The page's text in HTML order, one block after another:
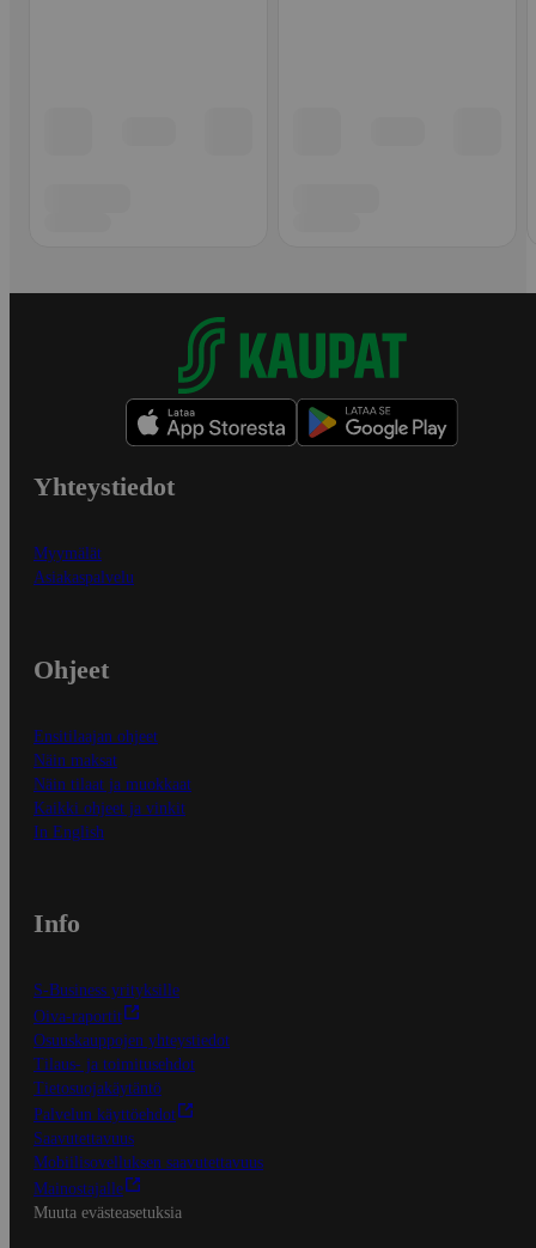
Yhteystiedot
Myymälät
Asiakaspalvelu
Ohjeet
Ensitilaajan ohjeet
Näin maksat
Näin tilaat ja muokkaat
Kaikki ohjeet ja vinkit
In English
Info
S-Business yrityksille
Oiva-raportit
Osuuskauppojen yhteystiedot
Tilaus- ja toimitusehdot
Tietosuojakäytäntö
Palvelun käyttöehdot
Saavutettavuus
Mobiilisovelluksen saavutettavuus
Mainostajalle
Muuta evästeasetuksia